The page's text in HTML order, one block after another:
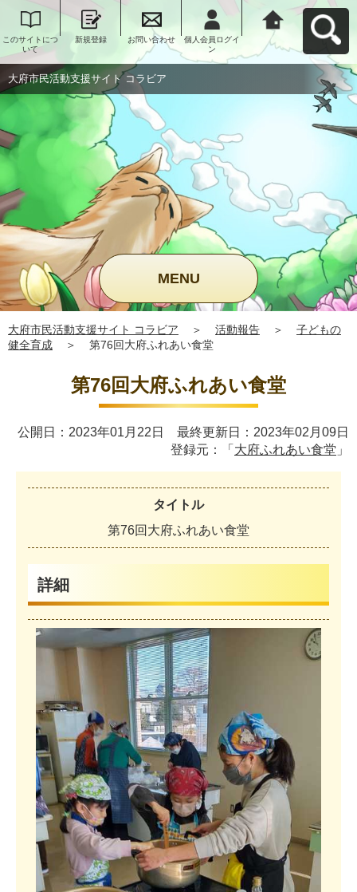
このサイトにつ
いて
新規登録 お問い合わせ
個人会員ログイ
ン
大府市民活動支
援サイト コラビ
アへ戻る
大府市民活動支援サイト コラビア
MENU
大府市民活動支援サイト コラビア ＞ 活動報告 ＞
子どもの
健全育成
＞ 第76回大府ふれあい食堂
第76回大府ふれあい食堂
公開日：2023年01月22日 最終更新日：2023年02月09日
登録元：「 大府ふれあい食堂 」
タイトル
第76回 大府ふれあい食堂
詳細